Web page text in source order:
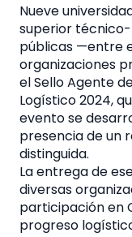
Nueve
superior
públicas —entre
organizaciones
el Sello Agente
Logístico 2024,
evento se
presencia de un
distinguida.
La entrega de
diversas
participación en
progreso